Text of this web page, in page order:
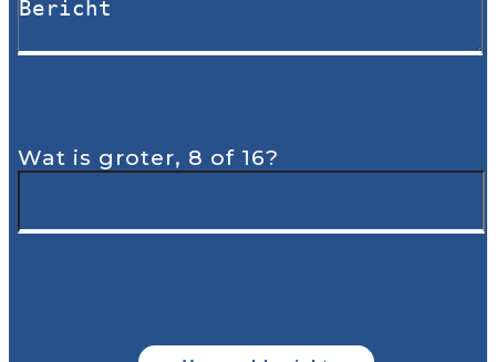
Wat is groter, 8 of 16?